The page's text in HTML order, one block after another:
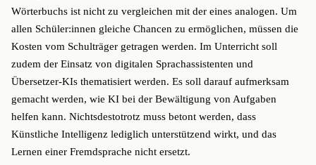
Wörterbuchs ist nicht zu vergleichen mit der eines analogen. Um
allen Schüler:innen gleiche Chancen zu ermöglichen, müssen die
Kosten vom Schulträger getragen werden. Im Unterricht soll
zudem der Einsatz von digitalen Sprachassistenten und
Übersetzer-KIs thematisiert werden. Es soll darauf aufmerksam
gemacht werden, wie KI bei der Bewältigung von Aufgaben
helfen kann. Nichtsdestotrotz muss betont werden, dass
Künstliche Intelligenz lediglich unterstützend wirkt, und das
Lernen einer Fremdsprache nicht ersetzt.